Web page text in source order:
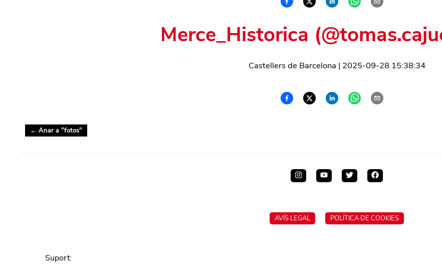
Merce_Historica
Castellers de Barcelona | 2025-09-28 15:38:34
← Anar a "fotos"
AVÍS LEGAL POLÍTICA DE COOKIES
Suport: